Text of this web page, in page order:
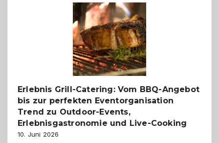
–
die
Gelegenheit,
neue
Reiseziele
zu
entdecken
Erlebnis Grill-Catering: Vom BBQ-Angebot
bis zur perfekten Eventorganisation
Trend zu Outdoor-Events,
Erlebnisgastronomie und Live-Cooking
10. Juni 2026